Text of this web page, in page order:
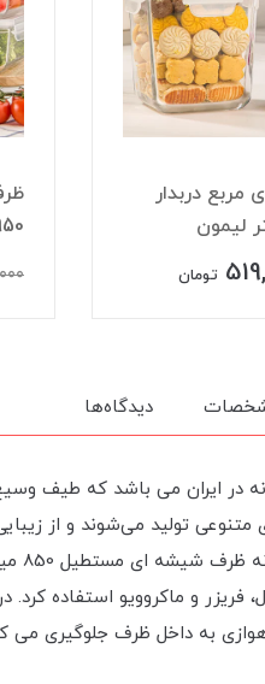
دربدار
تومان
950 میلی
دیدگاه‌ها
در ایران می باشد که طیف
تولید می‌شوند و از
به داخل ظرف جلوگیری می